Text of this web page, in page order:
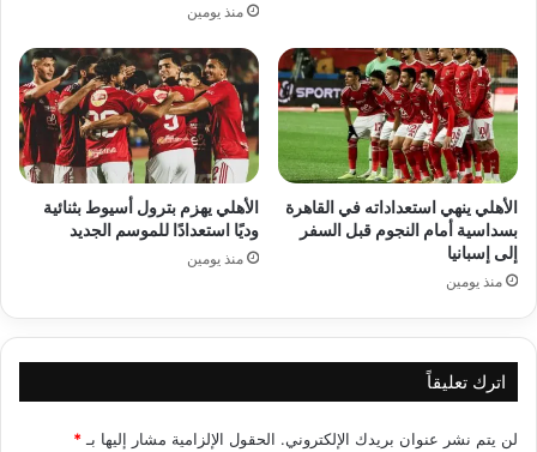
منذ يومين
الأهلي ينهي استعداداته في القاهرة
بسداسية أمام النجوم قبل السفر
إلى إسبانيا
منذ يومين
الأهلي يهزم بترول أسيوط بثنائية
وديًا استعدادًا للموسم الجديد
منذ يومين
اترك تعليقاً
لن يتم نشر عنوان بريدك الإلكتروني. الحقول الإلزامية مشار إليها بـ *